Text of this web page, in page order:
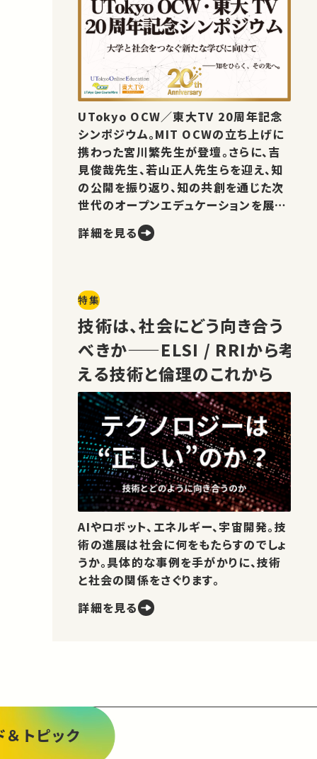
UTokyo OCW／東大TV 20周年記念
シンポジウム。MIT OCWの立ち上げに
携わった宮川繁先生が登壇。さらに、吉
見俊哉先生、若山正人先生らを迎え、知
の公開を振り返り、知の共創を通じた次
世代のオープンエデュケーションを展望
詳細を見る
特集
技術は、社会にどう向き合う
べきか——ELSI / RRIから考
える技術と倫理のこれから
AIやロボット、エネルギー、宇宙開発。技
術の進展は社会に何をもたらすのでしょ
うか。具体的な事例を手がかりに、技術
と社会の関係をさぐります。
詳細を見る
＆トピック